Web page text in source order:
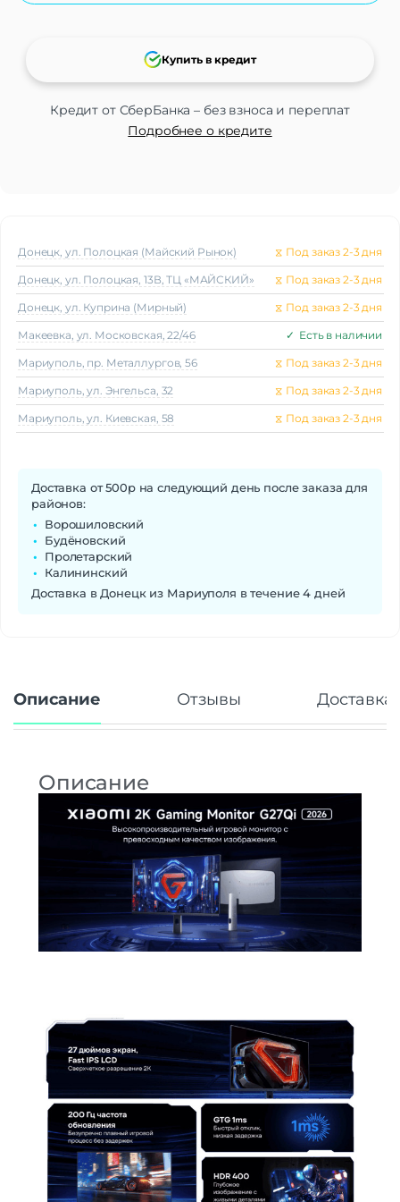
Кредит от СберБанка – без взноса и переплат
Подробнее о кредите
Купить в кредит
Донецк, ул. Полоцкая (Майский Рынок) ⧖ Под заказ 2-3 дня
Донецк, ул. Полоцкая, 13В, ТЦ «МАЙСКИЙ» ⧖ Под заказ 2-3 дня
Донецк, ул. Куприна (Мирный) ⧖ Под заказ 2-3 дня
Макеeвка, ул. Московская, 22/46 ✓ Есть в наличии
Мариуполь, пр. Металлургов, 56 ⧖ Под заказ 2-3 дня
Мариуполь, ул. Энгельса, 32 ⧖ Под заказ 2-3 дня
Мариуполь, ул. Киевская, 58 ⧖ Под заказ 2-3 дня
Доставка от 500р на следующий день после заказа для
районов:
Ворошиловский
Будёновский
Пролетарский
Калининский
Доставка в Донецк из Мариуполя в течение 4 дней
Описание Отзывы Доставка
Описание